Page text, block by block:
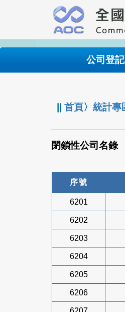
要
內
公司登記
||首頁〉統計專
閉鎖性公司名錄
序號
6201
6202
6203
6204
6205
6206